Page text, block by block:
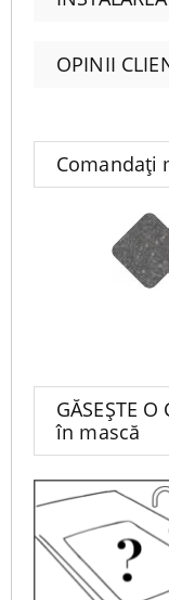
Comandați
GĂSEȘTE
în mască
OPINII